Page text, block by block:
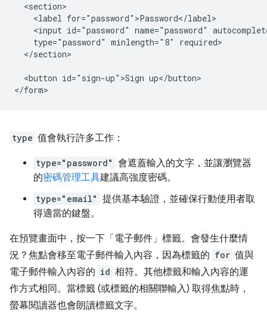
  <section>
    <label for="password">Password</label>
<input id="password" name="password"
    type="password" minlength="8" required>
  </section>
  <button id="sign-up">Sign up</button>
type 值會執行許多工作：
type="password" 會遮蓋輸入的文字，並讓瀏覽器
的密碼管理工具建議高強度密碼。
type="email" 提供基本驗證，並確保行動使用者取
得適當的鍵盤。
在預覽畫面中，按一下「電子郵件」 標籤。會發生什麼情
況？焦點會移至電子郵件輸入內容，因為標籤的 for 值與
電子郵件輸入內容的 id 相符。其他標籤和輸入內容的運
作方式相同。當標籤 (或標籤的相關聯輸入) 取得焦點時，
螢幕閱讀器也會朗讀標籤文字。